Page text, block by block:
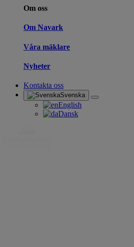
Om oss
Om Navark
Våra mäklare
Nyheter
Kontakta oss
Svenska
English
Dansk